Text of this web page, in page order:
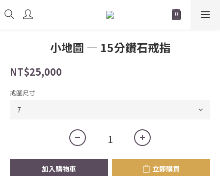
小地圖 — 15分鑽石戒指
NT$25,000
戒圍尺寸
加入購物車 立即購買